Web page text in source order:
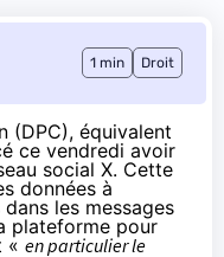
1 min Droit
(DPC), équivalent
ce vendredi avoir
social X. Cette
données à
les messages
plateforme pour
« en particulier le